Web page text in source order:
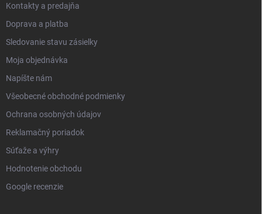
Kontakty a predajňa
Doprava a platba
Sledovanie stavu zásielky
Moja objednávka
Napíšte nám
Všeobecné obchodné podmienky
Ochrana osobných údajov
Reklamačný poriadok
Súťaže a výhry
Hodnotenie obchodu
Google recenzie